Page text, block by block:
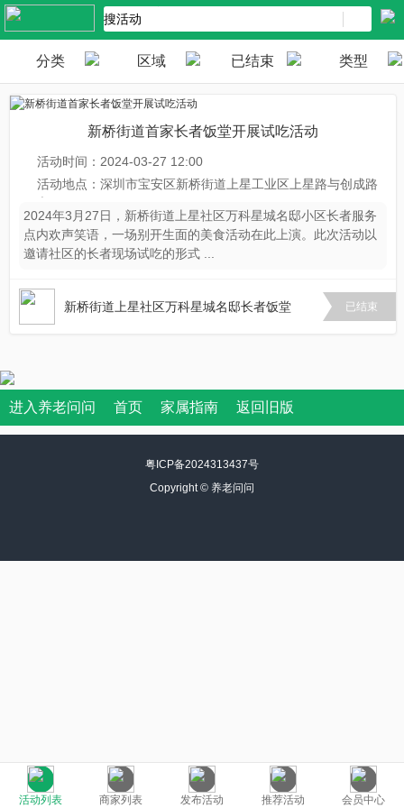
分类 区域 已结束 类型
新桥街道首家长者饭堂开展试吃活动
活动时间：2024-03-27 12:00
活动地点：深圳市宝安区新桥街道上星工业区上星路与创成路
2024年3月27日，新桥街道上星社区万科星城名邸小区长者服务
点内欢声笑语，一场别开生面的美食活动在此上演。此次活动以
邀请社区的长者现场试吃的形式 ...
已结束
新桥街道上星社区万科星城名邸长者饭堂 681
活动列表 商家列表 发布活动 推荐活动 会员中心
进入养老问问 首页 家属指南 返回旧版
粤ICP备2024313437号
Copyright © 养老问问